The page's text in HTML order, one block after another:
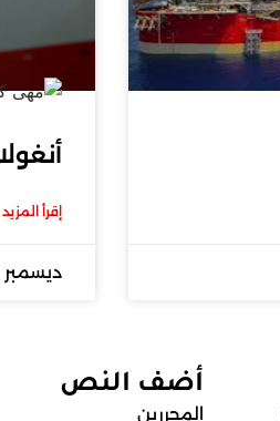
إقرأ
ديسمبر 21, 2023
أضف النص
المحررين